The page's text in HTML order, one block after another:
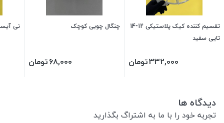
تقسیم کننده کیک پلاستیکی 12-14
تایی سفید
332,000تومان
چنگال چوبی کوچک
68,000تومان
نی آیسپک
دیدگاه ها
تجربه خود را با ما به اشتراگ بگذارید